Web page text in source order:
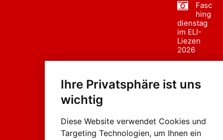
Ihre Privatsphäre ist uns
wichtig
Diese Website verwendet Cookies und
Targeting Technologien, um Ihnen ein
Fasc
hing
dienstag
im ELI-
Liezen
2026
sumzug
Liezen